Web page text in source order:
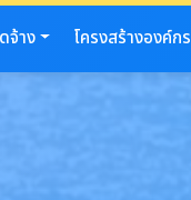
จ้าง โครงสร้างองค์กร